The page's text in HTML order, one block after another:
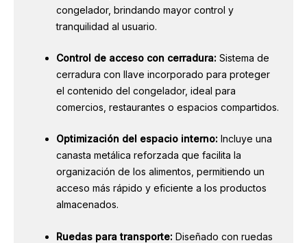
congelador, brindando mayor control y
tranquilidad al usuario.
Control de acceso con cerradura: Sistema de
cerradura con llave incorporado para proteger
el contenido del congelador, ideal para
comercios, restaurantes o espacios compartidos.
Optimización del espacio interno: Incluye una
canasta metálica reforzada que facilita la
organización de los alimentos, permitiendo un
acceso más rápido y eficiente a los productos
almacenados.
Ruedas para transporte: Diseñado con ruedas